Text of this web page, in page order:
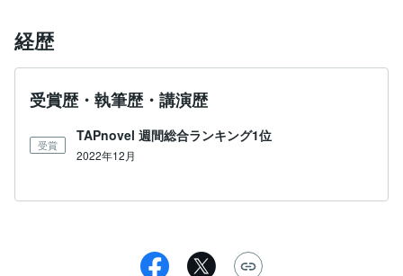
経歴
受賞歴・執筆歴・講演歴
受賞
TAPnovel 週間総合ランキング1位
2022年12月